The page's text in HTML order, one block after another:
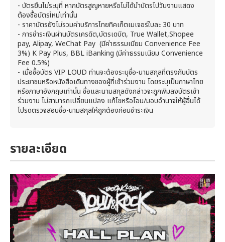
- บัตรยืนไม่ระบุที่ หากบัตรสูญหายหรือไม่ได้นำบัตรไปวันงานแสดง
ต้องซื้อบัตรใหม่เท่านั้น
- ราคาบัตรยังไม่รวมค่าบริการไทยทิคเก็ตเมเจอร์ใบละ 30 บาท
- การชำระเงินผ่านบัตรเครดิต,บัตรเดบิต, True Wallet,Shopee
pay, Alipay, WeChat Pay (มีค่าธรรมเนียม Convenience Fee
3%) K Pay Plus, BBL iBanking (มีค่าธรรมเนียม Convenience
Fee 0.5%)
- เมื่อซื้อบัตร VIP LOUD ท่านจะต้องระบุชื่อ-นามสกุลที่ตรงกับบัตร
ประชาชนหรือหนังสือเดินทางของผู้ที่เข้าร่วมงาน โดยระบุเป็นภาษาไทย
หรือภาษาอังกฤษเท่านั้น ชื่อและนามสกุลดังกล่าวจะถูกพิมลงบัตรเข้า
ร่วมงาน ไม่สามารถเปลี่ยนแปลง แก้ไขหรือโอน/มอบอำนาจให้ผู้อื่นได้
โปรดตรวจสอบชื่อ-นามสกุลให้ถูกต้องก่อนชำระเงิน
รายละเอียด